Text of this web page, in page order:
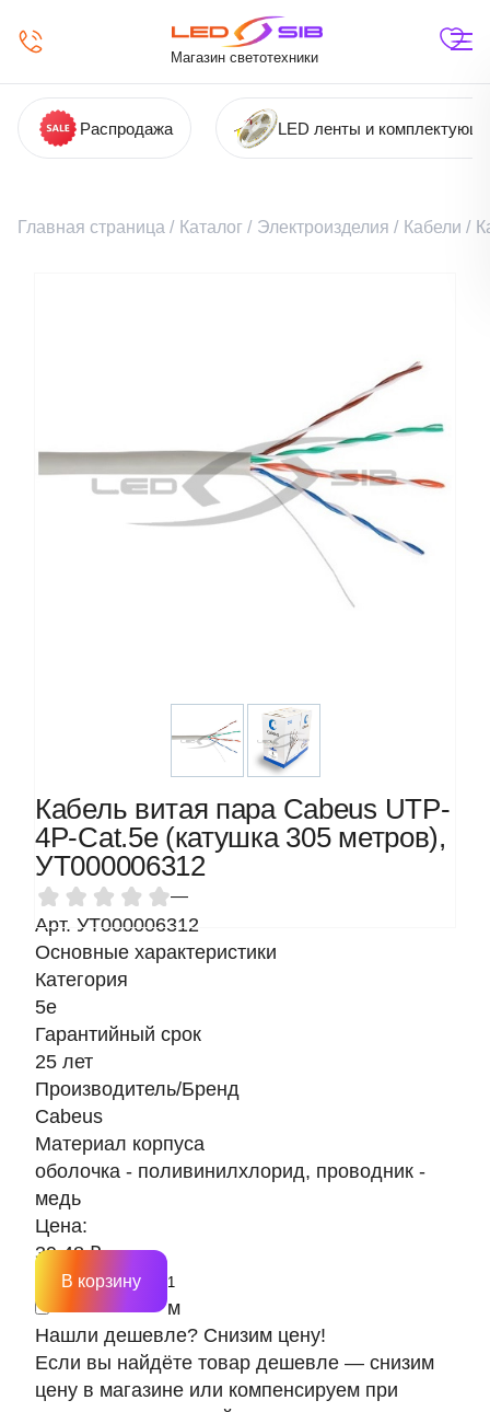
Магазин светотехники
Распродажа LED ленты и
Главная страница / Каталог / Электроизделия / Кабели /
Кабель витая пара Cabeus UTP-
4P-Cat.5e (катушка 305 метров),
УТ000006312
—
Арт. УТ000006312
Основные характеристики
Категория
5е
Гарантийный срок
25 лет
Производитель/Бренд
Cabeus
Материал корпуса
оболочка - поливинилхлорид, проводник -
медь
Цена:
39.48 ₽
м
В корзину
Нашли дешевле? Снизим цену!
Если вы найдёте товар дешевле — снизим
цену в магазине или компенсируем при